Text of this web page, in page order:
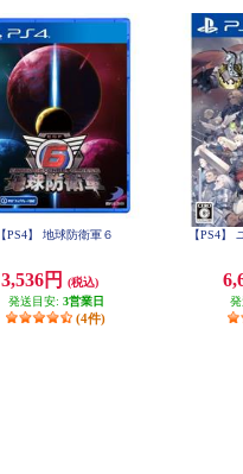
【PS4】 地球防衛軍６
3,536円
(税込)
発送目安: 3営業日
(4件)
【PS4】